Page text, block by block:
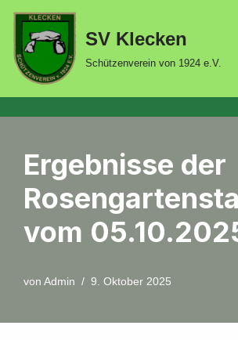
Zum
Inhalt
springen
SV Klecken
Schützenverein von 1924 e.V.
Ergebnisse der
vom
von Admin 9. Oktober 2025